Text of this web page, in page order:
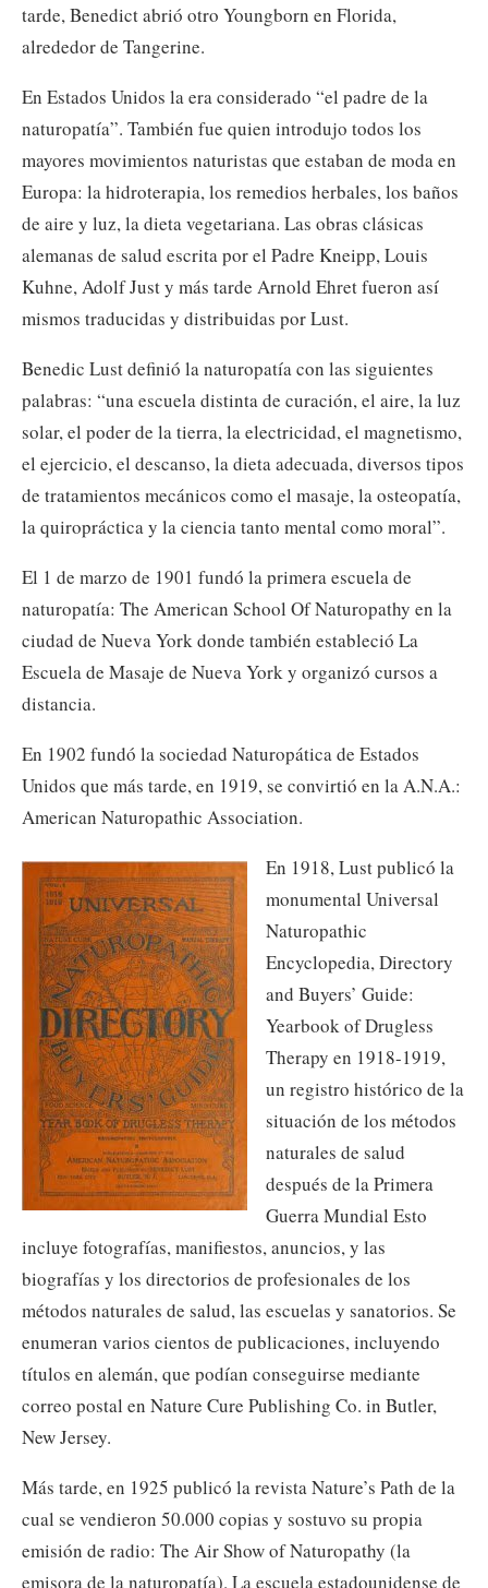
tarde, Benedict abrió otro Youngborn en Florida,
alrededor de Tangerine.
En Estados Unidos la era considerado “el padre de la
naturopatía”. También fue quien introdujo todos los
mayores movimientos naturistas que estaban de moda en
Europa: la hidroterapia, los remedios herbales, los baños
de aire y luz, la dieta vegetariana. Las obras clásicas
alemanas de salud escrita por el Padre Kneipp, Louis
Kuhne, Adolf Just y más tarde Arnold Ehret fueron así
mismos traducidas y distribuidas por Lust.
Benedic Lust definió la naturopatía con las siguientes
palabras: “una escuela distinta de curación, el aire, la luz
solar, el poder de la tierra, la electricidad, el magnetismo,
el ejercicio, el descanso, la dieta adecuada, diversos tipos
de tratamientos mecánicos como el masaje, la osteopatía,
la quiropráctica y la ciencia tanto mental como moral”.
El 1 de marzo de 1901 fundó la primera escuela de
naturopatía: The American School Of Naturopathy en la
ciudad de Nueva York donde también estableció La
Escuela de Masaje de Nueva York y organizó cursos a
distancia.
En 1902 fundó la sociedad Naturopática de Estados
Unidos que más tarde, en 1919, se convirtió en la A.N.A.:
American Naturopathic Association.
En 1918, Lust publicó la
monumental Universal
Naturopathic
Encyclopedia, Directory
and Buyers’ Guide:
Yearbook of Drugless
Therapy en 1918-1919,
un registro histórico de la
situación de los métodos
naturales de salud
después de la Primera
Guerra Mundial Esto
incluye fotografías, manifiestos, anuncios, y las
biografías y los directorios de profesionales de los
métodos naturales de salud, las escuelas y sanatorios. Se
enumeran varios cientos de publicaciones, incluyendo
títulos en alemán, que podían conseguirse mediante
correo postal en Nature Cure Publishing Co. in Butler,
New Jersey.
Más tarde, en 1925 publicó la revista Nature’s Path de la
cual se vendieron 50.000 copias y sostuvo su propia
emisión de radio: The Air Show of Naturopathy (la
emisora de la naturopatía). La escuela estadounidense de